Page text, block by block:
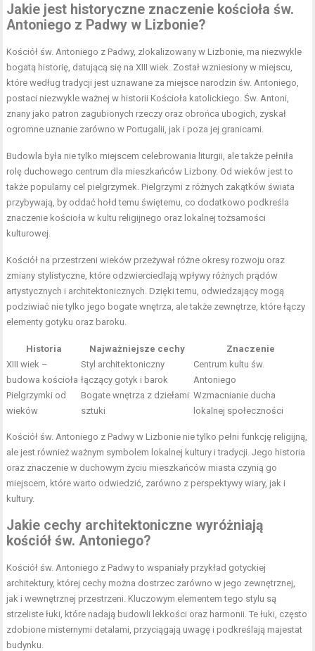
Jakie jest historyczne znaczenie kościoła św.
Antoniego z Padwy w Lizbonie?
Kościół św. Antoniego z Padwy, zlokalizowany w Lizbonie, ma niezwykle
bogatą historię, datującą się na XIII wiek. Został wzniesiony w miejscu,
które według tradycji jest uznawane za miejsce narodzin św. Antoniego,
postaci niezwykle ważnej w historii Kościoła katolickiego. Św. Antoni,
znany jako patron zagubionych rzeczy oraz obrońca ubogich, zyskał
ogromne uznanie zarówno w Portugalii, jak i poza jej granicami.
Budowla była nie tylko miejscem celebrowania liturgii, ale także pełniła
rolę duchowego centrum dla mieszkańców Lizbony. Od wieków jest to
także popularny cel pielgrzymek. Pielgrzymi z różnych zakątków świata
przybywają, by oddać hołd temu świętemu, co dodatkowo podkreśla
znaczenie kościoła w kultu religijnego oraz lokalnej tożsamości
kulturowej.
Kościół na przestrzeni wieków przeżywał różne okresy rozwoju oraz
zmiany stylistyczne, które odzwierciedlają wpływy różnych prądów
artystycznych i architektonicznych. Dzięki temu, odwiedzający mogą
podziwiać nie tylko jego bogate wnętrza, ale także zewnętrze, które łączy
elementy gotyku oraz baroku.
Historia Najważniejsze cechy
Znaczenie
XIII wiek –
budowa kościoła
Styl architektoniczny
łączący gotyk i barok
Centrum kultu św.
Antoniego
Pielgrzymki od
wieków
Bogate wnętrza z dziełami
sztuki
Wzmacnianie ducha
lokalnej społeczności
Kościół św. Antoniego z Padwy w Lizbonie nie tylko pełni funkcję religijną,
ale jest również ważnym symbolem lokalnej kultury i tradycji. Jego historia
oraz znaczenie w duchowym życiu mieszkańców miasta czynią go
miejscem, które warto odwiedzić, zarówno z perspektywy wiary, jak i
kultury.
Jakie cechy architektoniczne wyróżniają
kościół św. Antoniego?
Kościół św. Antoniego z Padwy to wspaniały przykład gotyckiej
architektury, której cechy można dostrzec zarówno w jego zewnętrznej,
jak i wewnętrznej przestrzeni. Kluczowym elementem tego stylu są
strzeliste łuki, które nadają budowli lekkości oraz harmonii. Te łuki, często
zdobione misternymi detalami, przyciągają uwagę i podkreślają majestat
budynku.